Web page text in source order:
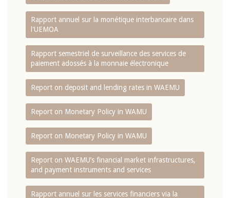
Rapport annuel sur la monétique interbancaire dans
l'UEMOA
Rapport semestriel de surveillance des services de
paiement adossés à la monnaie électronique
Report on deposit and lending rates in WAEMU
Report on Monetary Policy in WAMU
Report on Monetary Policy in WAMU
Report on WAEMU’s financial market infrastructures,
and payment instruments and services
Rapport annuel sur les services financiers via la